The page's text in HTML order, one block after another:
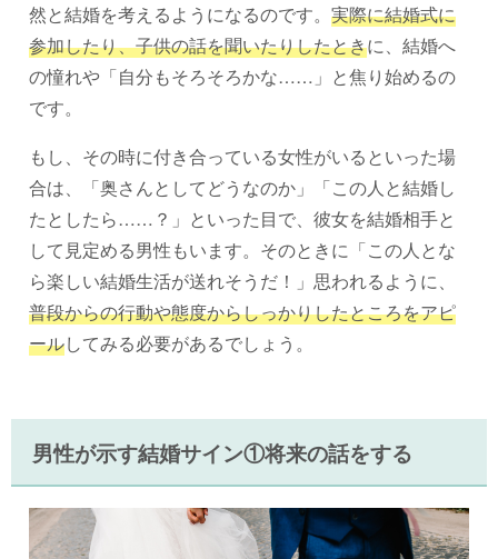
然と結婚を考えるようになるのです。 実際に結婚式に
参加したり、子供の話を聞いたりしたときに、結婚へ
の憧れや「自分もそろそろかな……」と焦り始めるの
です。
もし、その時に付き合っている女性がいるといった場
合は、「奥さんとしてどうなのか」「この人と結婚し
たとしたら……？」といった目で、彼女を結婚相手と
して見定める男性もいます。そのときに「この人とな
ら楽しい結婚生活が送れそうだ！」思われるように、
普段からの行動や態度からしっかりしたところをアピ
ールしてみる必要があるでしょう。
男性が示す結婚サイン①将来の話をする